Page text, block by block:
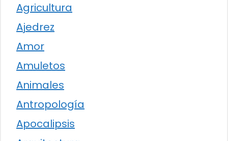
Agricultura
Ajedrez
Amor
Amuletos
Animales
Antropología
Apocalipsis